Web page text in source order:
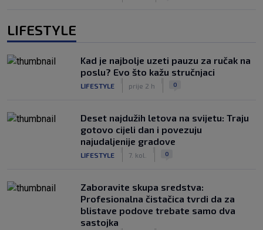
LIFESTYLE
Kad je najbolje uzeti pauzu za ručak na
poslu? Evo što kažu stručnjaci
LIFESTYLE prije 2 h 0
Deset najdužih letova na svijetu: Traju
gotovo cijeli dan i povezuju
najudaljenije gradove
LIFESTYLE 7. kol. 0
Zaboravite skupa sredstva:
Profesionalna čistačica tvrdi da za
blistave podove trebate samo dva
sastojka